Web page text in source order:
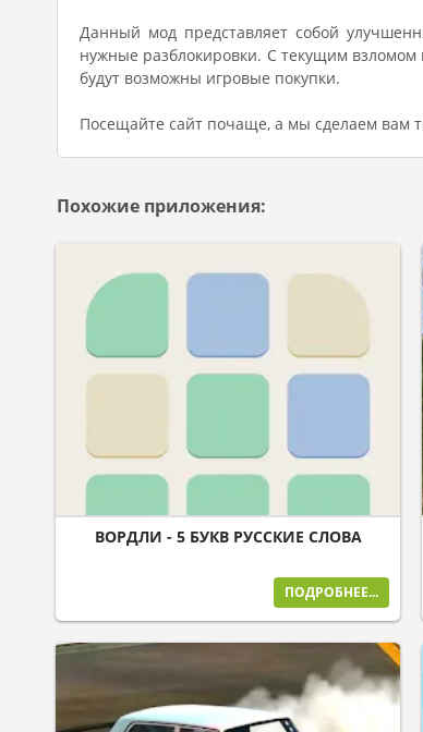
Данный мод представляет собой
нужные разблокировки. С текущим взломом
будут возможны игровые покупки.
Посещайте сайт почаще, а мы сделаем вам
Похожие приложения:
ВОРДЛИ - 5 БУКВ РУССКИЕ СЛОВА
ПОДРОБНЕЕ...